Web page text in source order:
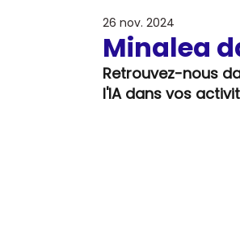
Minalea
26 nov. 2024
Retrouvez-nous
l'IA dans vos